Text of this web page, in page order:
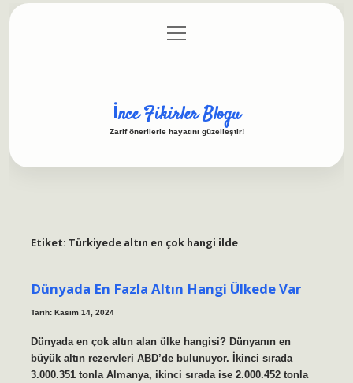
Gizlilik Politikası
menüyü
aç
İnce Fikirler Blogu
Zarif önerilerle hayatını güzelleştir!
Etiket: Türkiyede altın en çok hangi ilde
Dünyada En Fazla Altın Hangi Ülkede Var
Tarih: Kasım 14, 2024
Dünyada en çok altın alan ülke hangisi? Dünyanın en
büyük altın rezervleri ABD’de bulunuyor. İkinci sırada
3.000.351 tonla Almanya, ikinci sırada ise 2.000.452 tonla